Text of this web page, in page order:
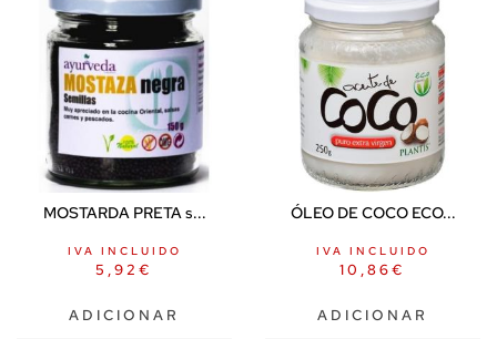
MOSTARDA PRETA s...
5,92 €
IVA INCLUIDO
ADICIONAR
ÓLEO DE COCO ECO...
10,86€
IVA INCLUIDO
ADICIONAR